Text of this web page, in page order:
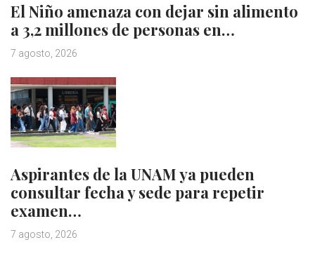
El Niño amenaza con dejar sin alimento
a 3,2 millones de personas en…
7 agosto, 2026
Aspirantes de la UNAM ya pueden
consultar fecha y sede para repetir
examen…
7 agosto, 2026